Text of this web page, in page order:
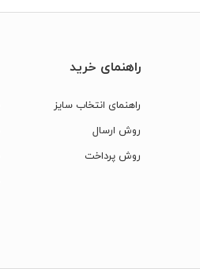
راهنمای خرید
راهنمای انتخاب سایز
روش ارسال
روش پرداخت